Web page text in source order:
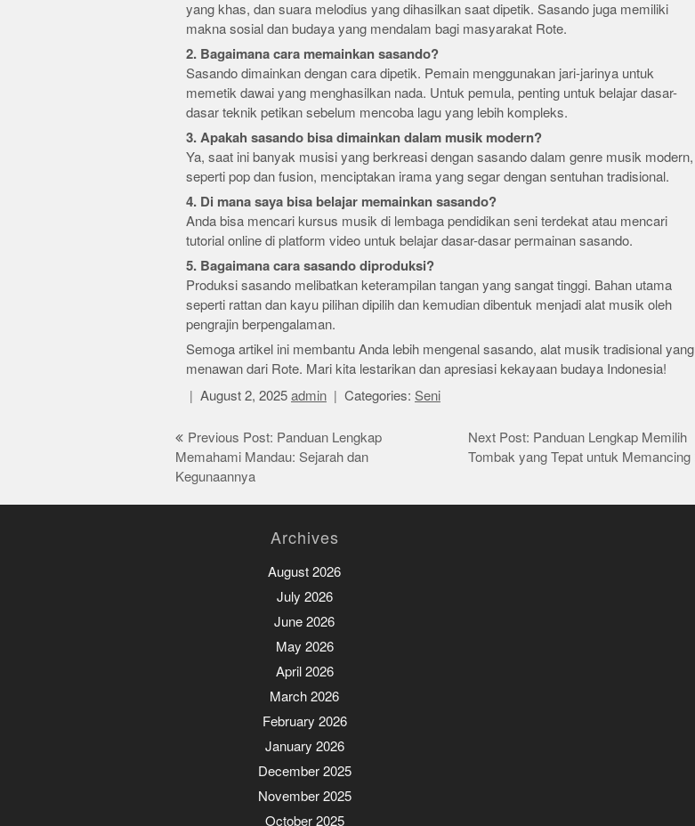
yang khas, dan suara melodius yang dihasilkan saat dipetik. Sasando juga memiliki
makna sosial dan budaya yang mendalam bagi masyarakat Rote.
2. Bagaimana cara memainkan sasando?
Sasando dimainkan dengan cara dipetik. Pemain menggunakan jari-jarinya untuk
memetik dawai yang menghasilkan nada. Untuk pemula, penting untuk belajar dasar-
dasar teknik petikan sebelum mencoba lagu yang lebih kompleks.
3. Apakah sasando bisa dimainkan dalam musik modern?
Ya, saat ini banyak musisi yang berkreasi dengan sasando dalam genre musik modern,
seperti pop dan fusion, menciptakan irama yang segar dengan sentuhan tradisional.
4. Di mana saya bisa belajar memainkan sasando?
Anda bisa mencari kursus musik di lembaga pendidikan seni terdekat atau mencari
tutorial online di platform video untuk belajar dasar-dasar permainan sasando.
5. Bagaimana cara sasando diproduksi?
Produksi sasando melibatkan keterampilan tangan yang sangat tinggi. Bahan utama
seperti rattan dan kayu pilihan dipilih dan kemudian dibentuk menjadi alat musik oleh
pengrajin berpengalaman.
Semoga artikel ini membantu Anda lebih mengenal sasando, alat musik tradisional yang
menawan dari Rote. Mari kita lestarikan dan apresiasi kekayaan budaya Indonesia!
August 2, 2025 admin Categories: Seni
Post
navigation
Previous Post: Panduan Lengkap
Memahami Mandau: Sejarah dan
Kegunaannya
Next Post: Panduan Lengkap Memilih
Tombak yang Tepat untuk Memancing
Archives
August 2026
July 2026
June 2026
May 2026
April 2026
March 2026
February 2026
January 2026
December 2025
November 2025
October 2025